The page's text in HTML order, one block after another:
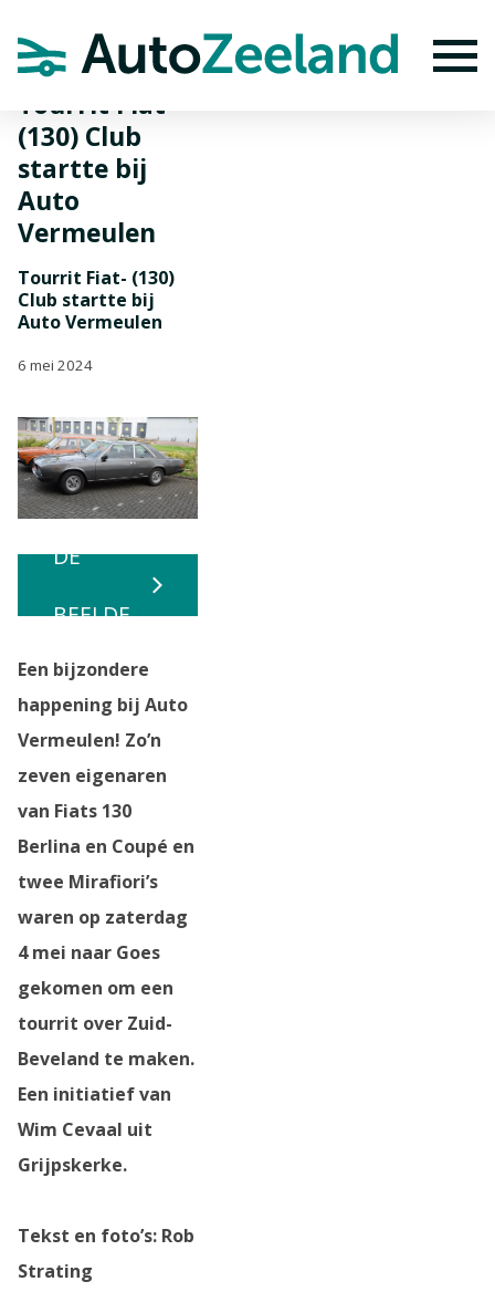
Tourrit Fiat-
(130) Club
startte bij
Auto
Vermeulen
Tourrit Fiat- (130)
Club startte bij
Auto Vermeulen
6 mei 2024
BEKIJK
DE
BEELDE
N
Een bijzondere
happening bij Auto
Vermeulen! Zo’n
zeven eigenaren
van Fiats 130
Berlina en Coupé en
twee Mirafiori’s
waren op zaterdag
4 mei naar Goes
gekomen om een
tourrit over Zuid-
Beveland te maken.
Een initiatief van
Wim Cevaal uit
Grijpskerke.
Tekst en foto’s: Rob
Strating